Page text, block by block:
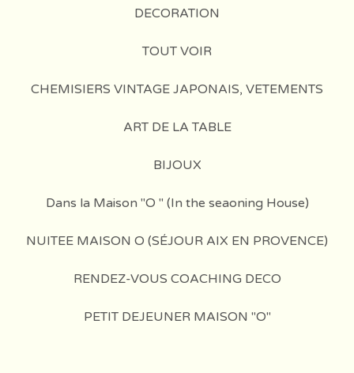
DECORATION
TOUT VOIR
CHEMISIERS VINTAGE JAPONAIS, VETEMENTS
ART DE LA TABLE
BIJOUX
Dans la Maison "O " (In the seaoning House)
NUITEE MAISON O (SÉJOUR AIX EN PROVENCE)
RENDEZ-VOUS COACHING DECO
PETIT DEJEUNER MAISON "O"